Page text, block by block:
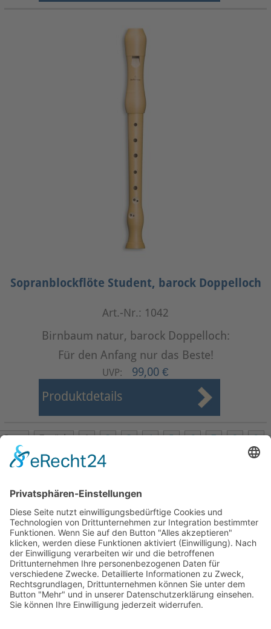
Sopranblockflöte Student, barock Doppelloch
Art.-Nr.: 1042
Birnbaum natur, barock Doppelloch:
Für den Anfang nur das Beste!
UVP: 99,00 €
Produktdetails
Start Zurück 1 2 3 4 5 6 7 8
9
Weiter
Mollenhauer Adresse
Downloads
Weitere Seiten